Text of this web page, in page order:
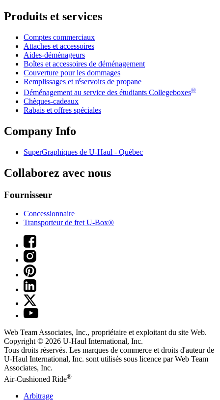
Produits et services
Comptes commerciaux
Attaches et accessoires
Aides-déménageurs
Boîtes et accessoires de déménagement
Couverture pour les dommages
Remplissages et réservoirs de propane
Déménagement au service des étudiants Collegeboxes®
Chèques-cadeaux
Rabais et offres spéciales
Company Info
SuperGraphiques de U-Haul - Québec
Collaborez avec nous
Fournisseur
Concessionnaire
Transporteur de fret U-Box®
Web Team Associates, Inc., propriétaire et exploitant du site Web.
Copyright © 2026 U-Haul International, Inc.
Tous droits réservés. Les marques de commerce et droits d'auteur de
U-Haul International, Inc. sont utilisés sous licence par Web Team
Associates, Inc.
Air-Cushioned Ride®
Arbitrage